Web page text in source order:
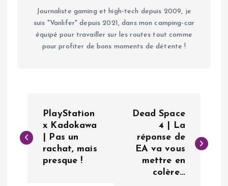
Journaliste gaming et high-tech depuis 2009, je
suis "Vanlifer" depuis 2021, dans mon camping-car
équipé pour travailler sur les routes tout comme
pour profiter de bons moments de détente !
a
PlayStation
x Kadokawa
| Pas un
rachat, mais
presque !
Dead Space
4 | La
réponse de
EA va vous
mettre en
colère…